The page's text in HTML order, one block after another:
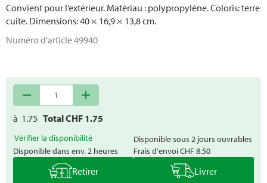
Convient pour l’extérieur. Matériau : polypropylène. Coloris: terre
cuite. Dimensions: 40 × 16,9 × 13,8 cm.
Numéro d'article49940
remove add
à 1.75 Total CHF 1.75
Vérifier la disponibilité
Disponible dans env. 2 heures
Disponible sous 2 jours ouvrables
Frais d'envoiCHF 8.50
Retirer Livrer